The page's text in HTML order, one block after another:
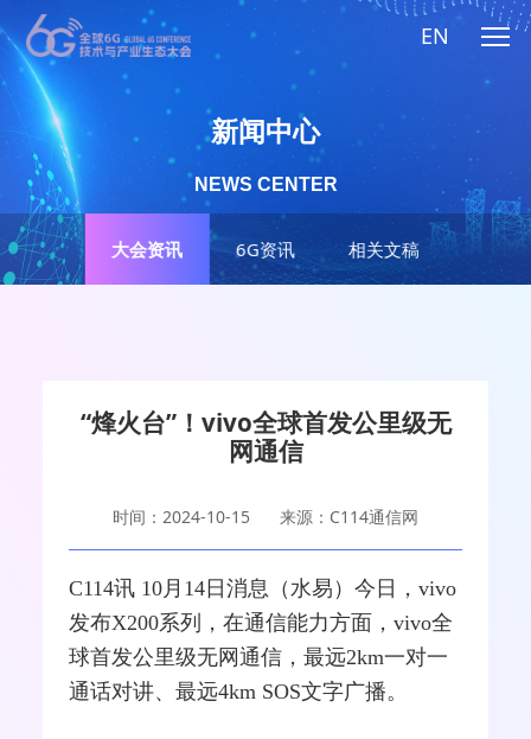
EN
大会资讯 6G资讯 相关文稿
新闻中心
NEWS CENTER
“烽火台”！vivo全球首发公里级无
网通信
时间：2024-10-15 来源：C114通信网
C114讯 10月14日消息（水易）今日，vivo
发布X200系列，在通信能力方面，vivo全
球首发公里级无网通信，最远2km一对一
通话对讲、最远4km SOS文字广播。